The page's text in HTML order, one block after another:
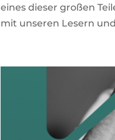
eines dieser großen
mit unseren Lesern